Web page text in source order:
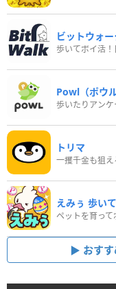
ビットウォー
Powl（ポウル
トリマ
一攫千金も狙
えみぅ 歩い
おす